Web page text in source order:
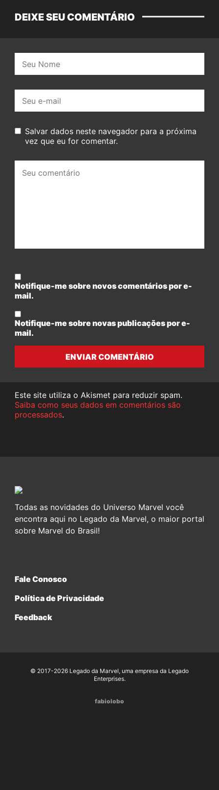
DEIXE SEU COMENTÁRIO
mail:
Salvar dados neste navegador para a próxima
vez que eu for comentar.
comentário:
Notifique-me sobre novos comentários por e-
mail.
Notifique-me sobre novas publicações por e-
mail.
ENVIAR COMENTÁRIO
Este site utiliza o Akismet para reduzir spam.
Saiba como seus dados em comentários são
processados.
Todas as novidades do Universo Marvel você
encontra aqui no Legado da Marvel, o maior portal
sobre Marvel do Brasil!
Fale Conosco
Política de Privacidade
Feedback
© 2017-2026 Legado da Marvel, uma empresa da Legado
Enterprises.
fabiolobo